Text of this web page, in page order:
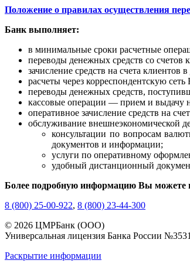
Положение о правилах осуществления
Банк выполняет:
в минимальные сроки расчетные
переводы денежных средств со счетов
зачисление средств на счета
расчеты через корреспондентскую сеть
переводы денежных средств,
кассовые операции — прием и выдачу
оперативное зачисление средств на
обслуживание внешнеэкономической
консультации по вопросам
документов и информации;
услуги по оперативному
удобный дистанционный
Более подробную информацию Вы можете
8 (800) 25-00-922, 8 (800) 23-44-300
© 2026 ЦМРБанк (ООО)
Универсальная лицензия Банка России
Раскрытие информации